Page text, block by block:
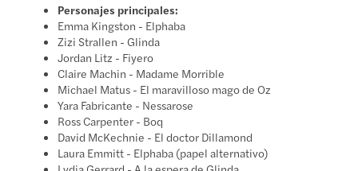
Personajes principales:
Emma Kingston - Elphaba
Zizi Strallen - Glinda
Jordan Litz - Fiyero
Claire Machin - Madame Morrible
Michael Matus - El maravilloso mago de Oz
Yara Fabricante - Nessarose
Ross Carpenter - Boq
David McKechnie - El doctor Dillamond
Laura Emmitt - Elphaba (papel alternativo)